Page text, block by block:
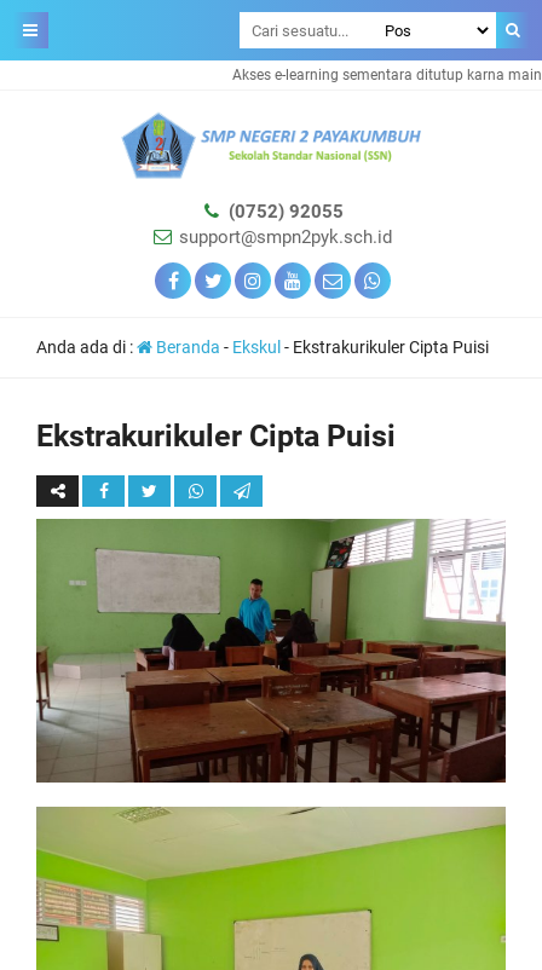
Akses e-learning sementara ditutup karna
(0752) 92055
support@smpn2pyk.sch.id
Anda ada di : Beranda - Ekskul - Ekstrakurikuler Cipta Puisi
Ekstrakurikuler Cipta Puisi